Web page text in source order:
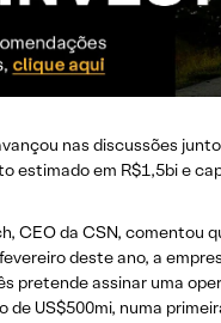
nas discussões
estimado em R$1,5bi e
CEO da CSN,
deste ano, a
pretende assinar uma
de US$500mi, numa